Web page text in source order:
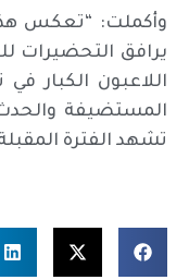
وأكملت: “تعكس
يرافق التحضيرات
اللاعبون الكبار في
المستضيفة
تشهد الفترة